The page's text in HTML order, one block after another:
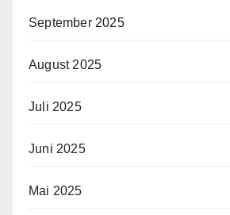
September 2025
August 2025
Juli 2025
Juni 2025
Mai 2025